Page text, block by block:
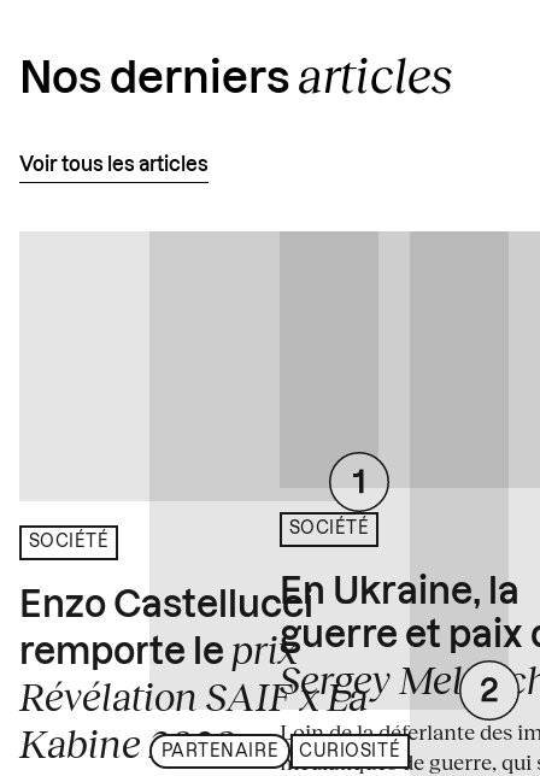
Nos derniers articles
Voir tous les articles
SOCIÉTÉ
Enzo Castellucci
remporte le prix
Révélation SAIF x La
Kabine 2026
PARTENAIRE CURIOSITÉ
SOCIÉTÉ
En Ukraine, la
guerre et paix
Sergey
Loin de la déferlante des
médiatiques de guerre, qui